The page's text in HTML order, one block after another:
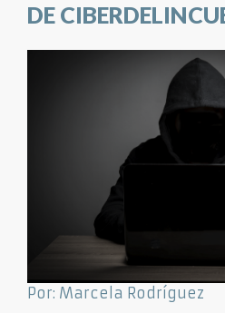
DE
Por: Marcela Rodríguez